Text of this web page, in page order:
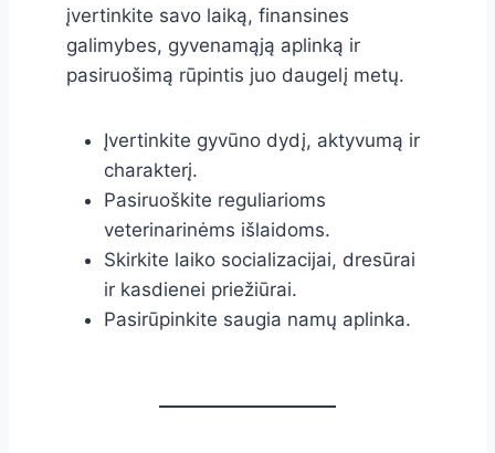
įvertinkite savo laiką, finansines
galimybes, gyvenamąją aplinką ir
pasiruošimą rūpintis juo daugelį metų.
Įvertinkite gyvūno dydį, aktyvumą ir
charakterį.
Pasiruoškite reguliarioms
veterinarinėms išlaidoms.
Skirkite laiko socializacijai, dresūrai
ir kasdienei priežiūrai.
Pasirūpinkite saugia namų aplinka.